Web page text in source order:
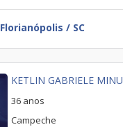
Florianópolis / SC
KETLIN GABRIELE MINU
36 anos
Campeche